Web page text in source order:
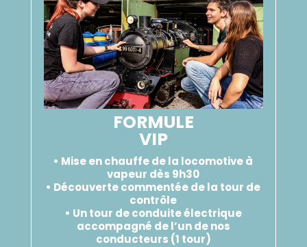
FORMULE
VIP
• Mise en chauffe de la locomotive à
vapeur dès 9h30
• Découverte commentée de la tour de
contrôle
• Un tour de conduite électrique
accompagné de l’un de nos
conducteurs (1 tour)